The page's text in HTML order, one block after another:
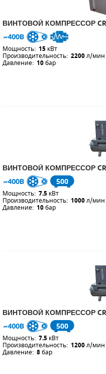
ВИНТОВОЙ КОМПРЕССОР
Мощность: 15 кВт
Производительность: 2200л/мин
Давление: 10бар
ВИНТОВОЙ КОМПРЕССОР
500
Мощность: 7.5 кВт
Производительность: 1000л/мин
Давление: 10бар
ВИНТОВОЙ КОМПРЕССОР
500
Мощность: 7.5 кВт
Производительность: 1200л/мин
Давление: 8бар